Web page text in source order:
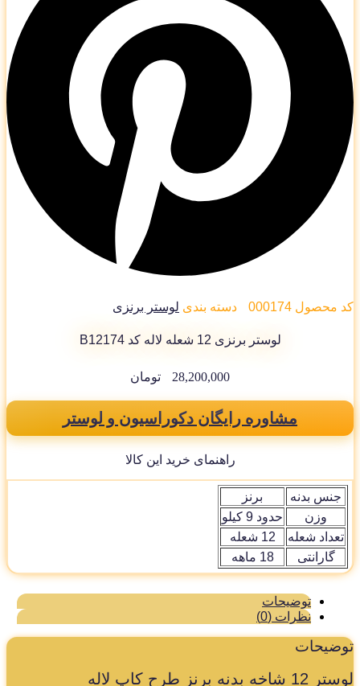
محصول000174 دسته بندی لوستر برنزی
لوستر برنزی 12 شعله لاله کد B12174
28,200,000 تومان
مشاوره رایگان دکوراسیون و لوستر
راهنمای خرید این کالا
جنس بدنه
برنز
وزن
حدود 9 کیلو
تعداد شعله
12 شعله
گارانتی
18 ماهه
توضیحات
نظرات (0)
شاخه بدنه برنز طرح کاپ لاله